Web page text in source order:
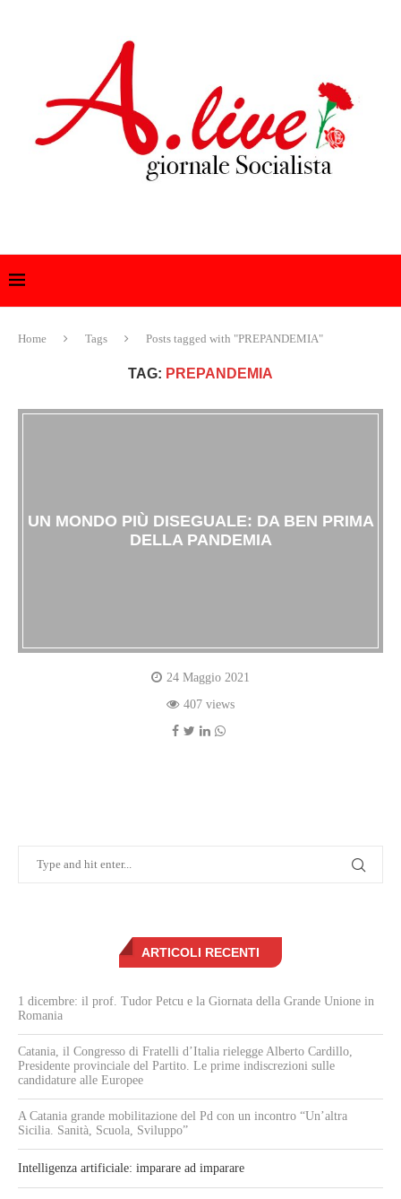
Home Tags Posts tagged with "PREPANDEMIA"
TAG: PREPANDEMIA
UN MONDO PIÙ DISEGUALE: DA BEN PRIMA
DELLA PANDEMIA
24 Maggio 2021
407 views
ARTICOLI RECENTI
1 dicembre: il prof. Tudor Petcu e la Giornata della Grande Unione in
Romania
Catania, il Congresso di Fratelli d’Italia rielegge Alberto Cardillo,
Presidente provinciale del Partito. Le prime indiscrezioni sulle
candidature alle Europee
A Catania grande mobilitazione del Pd con un incontro “Un’altra
Sicilia. Sanità, Scuola, Sviluppo”
Intelligenza artificiale: imparare ad imparare